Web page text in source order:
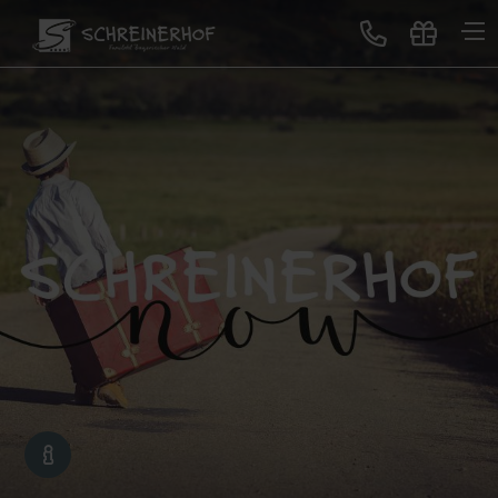
Treten Sie ein
Gastgeber & Geschichte
Lageplan & Virtuelle Tour
Neues im Schreinerhof
Genuss
All-Inclusive Premium Buffet-Restaurant Erlebnisbar
Sonntagslunch
Service für Sie
Schreinerhof Family